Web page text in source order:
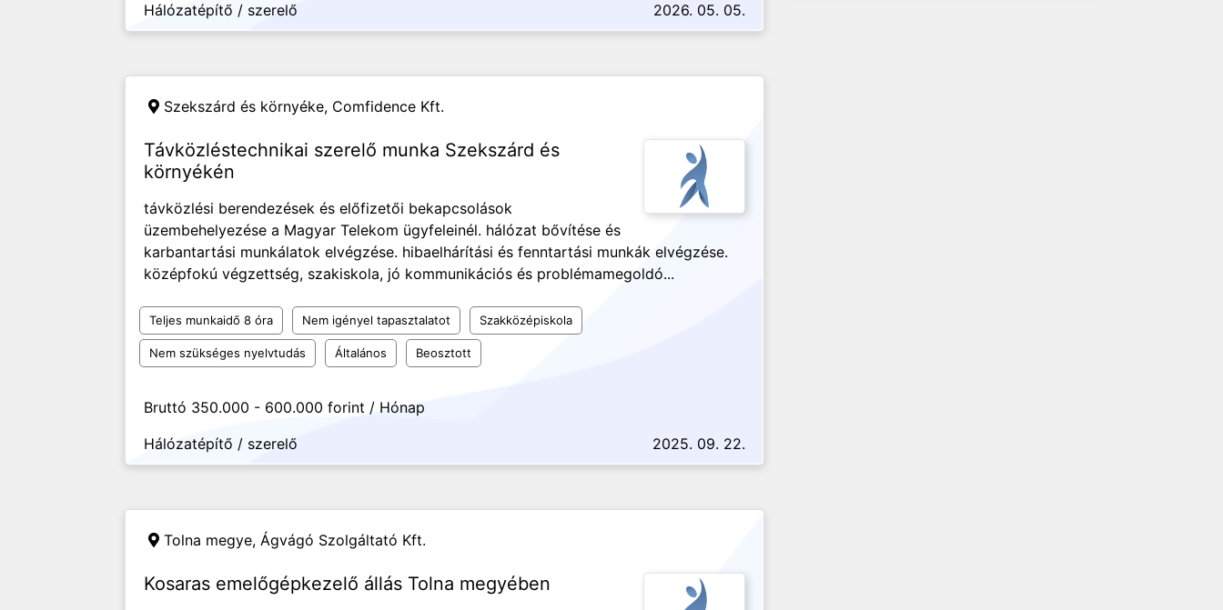
Hálózatépítő / szerelő
2026. 05. 05.
Szekszárd és környéke, Comfidence Kft.
Távközléstechnikai szerelő munka Szekszárd és
környékén
távközlési berendezések és előfizetői bekapcsolások
üzembehelyezése a Magyar Telekom ügyfeleinél. hálózat bővítése és
karbantartási munkálatok elvégzése. hibaelhárítási és fenntartási munkák elvégzése.
középfokú végzettség, szakiskola, jó kommunikációs és problémamegoldó...
Teljes munkaidő 8 óra Nem igényel tapasztalatot Szakközépiskola
Nem szükséges nyelvtudás Általános Beosztott
Bruttó 350.000 - 600.000 forint / Hónap
Hálózatépítő / szerelő
2025. 09. 22.
Tolna megye, Ágvágó Szolgáltató Kft.
Kosaras emelőgépkezelő állás Tolna megyében